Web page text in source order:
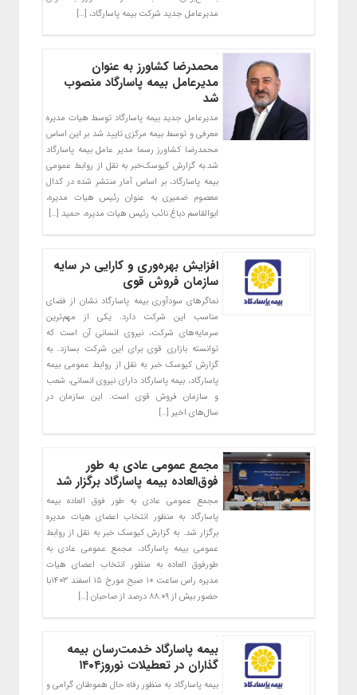
مدیرعامل جدید شرکت بیمه پاسارگاد، […]
محمدرضا کشاورز به عنوان
مدیرعامل بیمه پاسارگاد منصوب
شد
مدیرعامل جدید بیمه پاسارگاد توسط هیات مدیره
معرفی و توسط بیمه مرکزی تایید شد بر این اساس
محمدرضا کشاورز رسما مدیر عامل بیمه پاسارگاد
شد.به گزارش کیوسک‌خبر به نقل از روابط عمومی
بیمه پاسارگاد، بر اساس آمار منتشر شده در کدال
معصوم ضمیری به عنوان رئیس هیات مدیره،
ابوالقاسم دباغ نائب رئیس هیات مدیره، حمید […]
افزایش بهره‌وری و کارایی در سایه
سازمان فروش قوی
نماگرهای سودآوری بیمه پاسارگاد نشان از فضای
مناسب این شرکت دارد. یکی از مهم‌ترین
سرمایه‌های شرکت، نیروی انسانی آن است که
توانسته بازاری قوی برای این شرکت بسازد. به
گزارش کیوسک خبر به نقل از روابط عمومی بیمه
پاسارگاد، بیمه پاسارگاد دارای نیروی انسانی، شعب
و سازمان فروش قوی است. این سازمان در
سال‌های اخیر […]
مجمع عمومی عادی به طور
فوق‌العاده بیمه پاسارگاد برگزار شد
مجمع عمومی عادی به طور فوق العاده بیمه
پاسارگاد به منظور انتخاب اعضای هیات مدیره
برگزار شد. به گزارش کیوسک خبر به نقل از روابط
عمومی بیمه پاسارگاد، مجمع عمومی عادی به
طورفوق العاده به منظور انتخاب اعضای هیات
مدیره راس ساعت ۱۰ صبح مورخ ۱۵ اسفند ۱۴۰۳با
حضور بیش از ۸۸.۰۹ درصد از صاحبان […]
بیمه پاسارگاد خدمت‌رسان بیمه
گذاران در تعطیلات نوروز۱۴۰۴
بیمه پاسارگاد به منظور رفاه حال هموطنان گرامی و